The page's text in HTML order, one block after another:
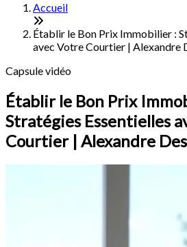
Accueil
Établir le Bon Prix Immobilier :
avec Votre Courtier | Alexandre
Capsule vidéo
Établir le Bon Prix
Stratégies Essentielles
Courtier | Alexandre